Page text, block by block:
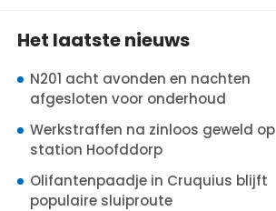
Het laatste nieuws
N201 acht avonden en nachten
afgesloten voor onderhoud
Werkstraffen na zinloos geweld op
station Hoofddorp
Olifantenpaadje in Cruquius blijft
populaire sluiproute